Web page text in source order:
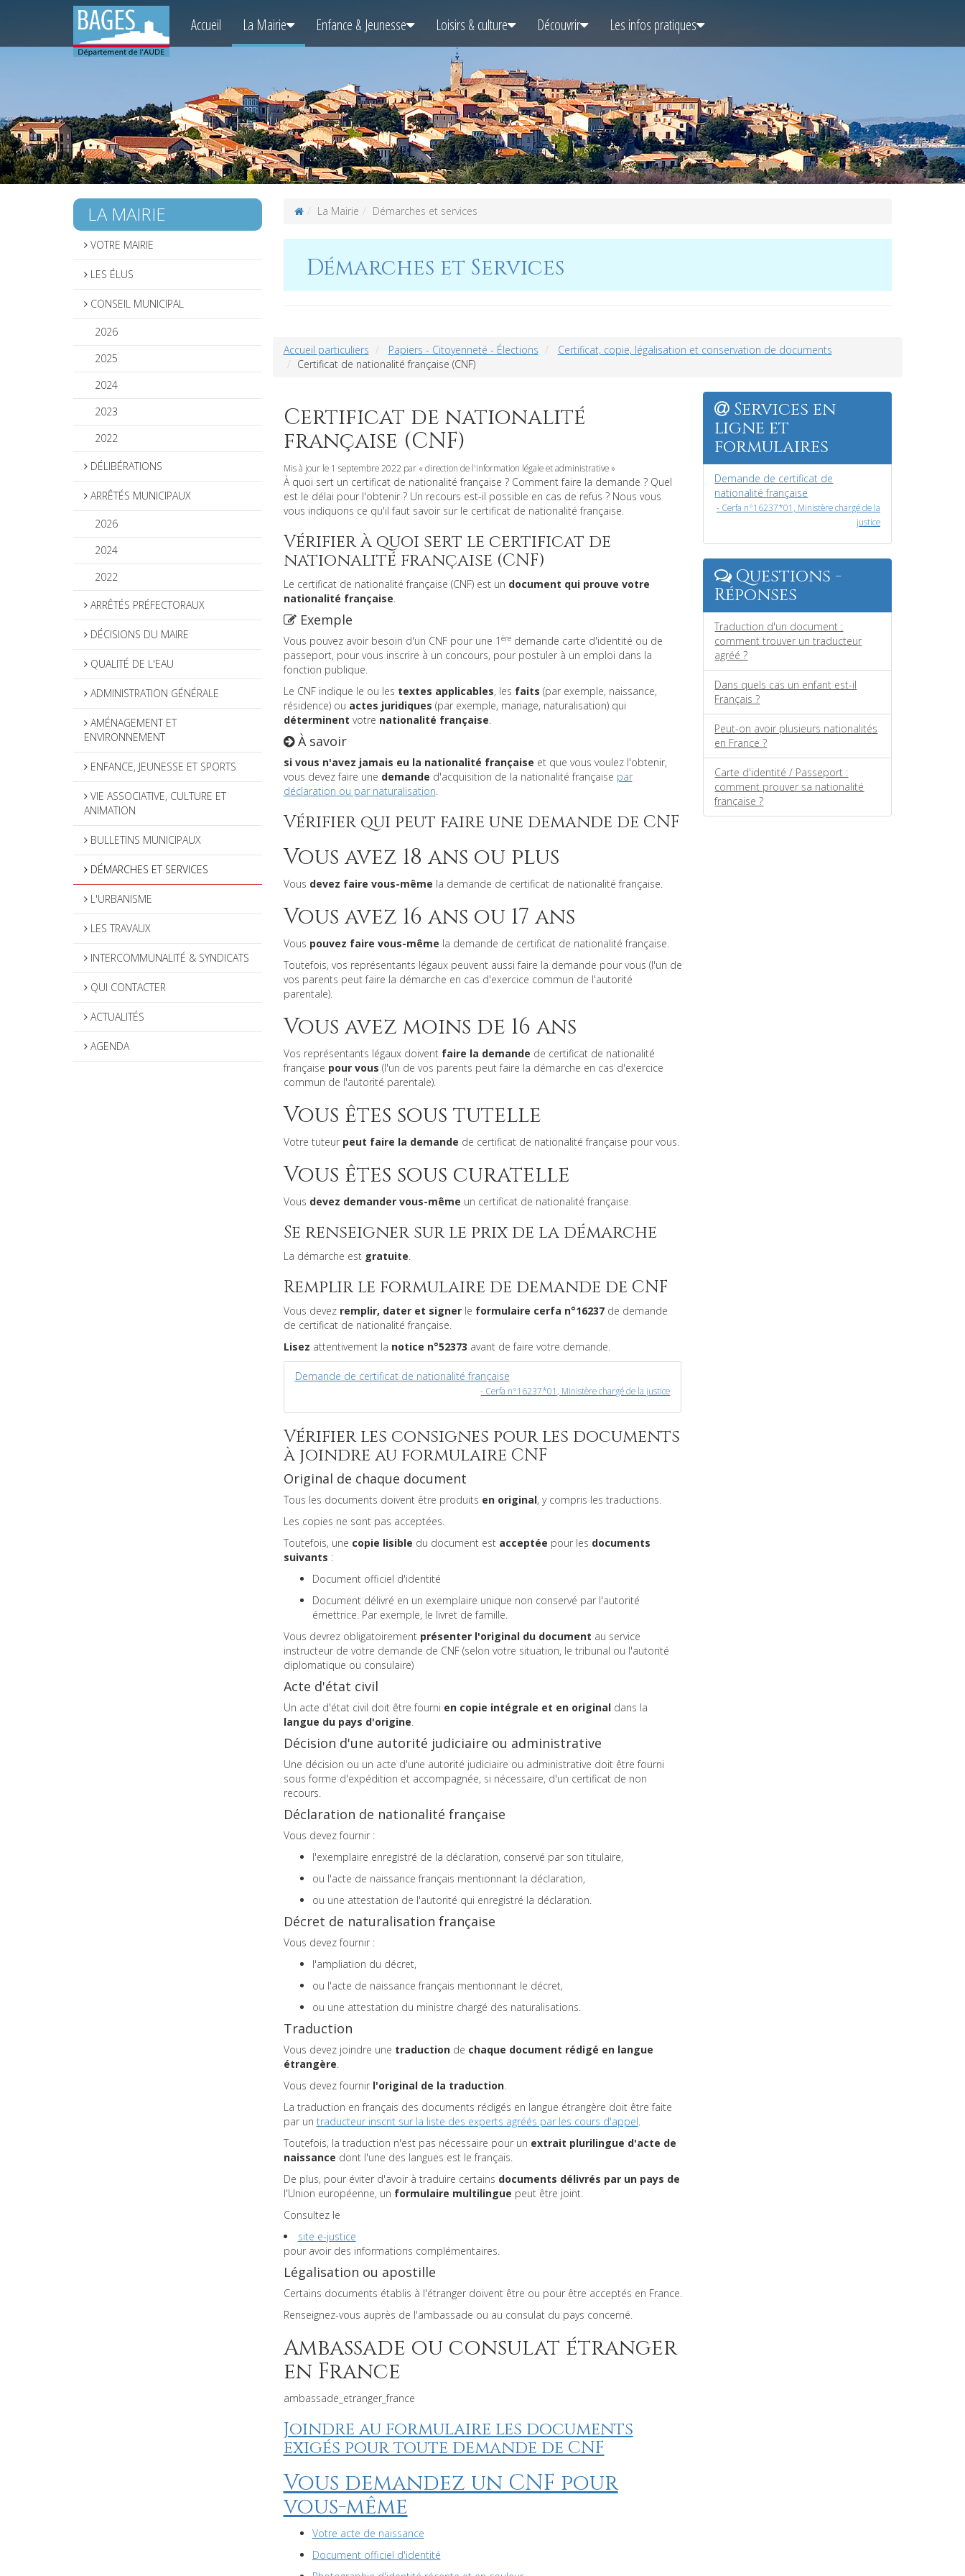
Accueil La Mairie Enfance & Jeunesse Loisirs & culture Découvrir Les infos pratiques
LA MAIRIE
VOTRE MAIRIE
LES ÉLUS
CONSEIL MUNICIPAL
2026
2025
2024
2023
2022
DÉLIBÉRATIONS
ARRÊTÉS MUNICIPAUX
2026
2024
2022
ARRÊTÉS PRÉFECTORAUX
DÉCISIONS DU MAIRE
QUALITÉ DE L'EAU
ADMINISTRATION GÉNÉRALE
AMÉNAGEMENT ET
ENVIRONNEMENT
ENFANCE, JEUNESSE ET SPORTS
VIE ASSOCIATIVE, CULTURE ET
ANIMATION
BULLETINS MUNICIPAUX
DÉMARCHES ET SERVICES
L'URBANISME
LES TRAVAUX
INTERCOMMUNALITÉ & SYNDICATS
QUI CONTACTER
ACTUALITÉS
AGENDA
La Mairie Démarches et services
Démarches et Services
Accueil particuliers Papiers - Citoyenneté - Élections
Certificat, copie, légalisation et conservation de documents
Certificat de nationalité française (CNF)
Certificat de nationalité
française (CNF)
Mis à jour le 1 septembre 2022 par « direction de l'information légale et administrative »
À quoi sert un certificat de nationalité française ? Comment faire la demande ? Quel
est le délai pour l'obtenir ? Un recours est-il possible en cas de refus ? Nous vous
vous indiquons ce qu'il faut savoir sur le certificat de nationalité française.
Vérifier à quoi sert le certificat de
nationalité française (CNF)
Le certificat de nationalité française (CNF) est un document qui prouve votre
nationalité française.
Exemple
Vous pouvez avoir besoin d'un CNF pour une 1 èredemande carte d'identité ou de
passeport, pour vous inscrire à un concours, pour postuler à un emploi dans la
fonction publique.
Le CNF indique le ou les textes applicables, les faits (par exemple, naissance,
résidence) ou actes juridiques (par exemple, mariage, naturalisation) qui
déterminent votre nationalité française.
À savoir
si vous n'avez jamais eu la nationalité française et que vous voulez l'obtenir,
vous devez faire une demande d'acquisition de la nationalité française par
déclaration ou par naturalisation.
Vérifier qui peut faire une demande de CNF
Vous avez 18 ans ou plus
Vous devez faire vous-même la demande de certificat de nationalité française.
Vous avez 16 ans ou 17 ans
Vous pouvez faire vous-même la demande de certificat de nationalité française.
Toutefois, vos représentants légaux peuvent aussi faire la demande pour vous (l'un de
vos parents peut faire la démarche en cas d'exercice commun de l'autorité
parentale).
Vous avez moins de 16 ans
Vos représentants légaux doivent faire la demande de certificat de nationalité
française pour vous (l'un de vos parents peut faire la démarche en cas d'exercice
commun de l'autorité parentale).
Vous êtes sous tutelle
Votre tuteur peut faire la demande de certificat de nationalité française pour vous.
Vous êtes sous curatelle
Vous devez demander vous-même un certificat de nationalité française.
Se renseigner sur le prix de la démarche
La démarche est gratuite.
Remplir le formulaire de demande de CNF
Vous devez remplir, dater et signerle formulaire cerfa n°16237de demande
de certificat de nationalité française.
Lisez attentivement la notice n°52373 avant de faire votre demande.
Demande de certificat de nationalité française
- Cerfa n°16237*01, Ministère chargé de la justice
Vérifier les consignes pour les documents
à joindre au formulaire CNF
Original de chaque document
Tous les documents doivent être produits en original, y compris les traductions.
Les copies ne sont pas acceptées.
Toutefois, une copie lisible du document est acceptée pour les documents
suivants :
Document officiel d'identité
Document délivré en un exemplaire unique non conservé par l'autorité
émettrice. Par exemple, le livret de famille.
Vous devrez obligatoirement présenter l'original du document au service
instructeur de votre demande de CNF (selon votre situation, le tribunal ou l'autorité
diplomatique ou consulaire)
Acte d'état civil
Un acte d'état civil doit être fourni en copie intégrale et en originaldans la
langue du pays d'origine.
Décision d'une autorité judiciaire ou administrative
Une décision ou un acte d'une autorité judiciaire ou administrative doit être fourni
sous forme d'expédition et accompagnée, si nécessaire, d'un certificat de non
recours.
Déclaration de nationalité française
Vous devez fournir :
l'exemplaire enregistré de la déclaration, conservé par son titulaire,
ou l'acte de naissance français mentionnant la déclaration,
ou une attestation de l'autorité qui enregistré la déclaration.
Décret de naturalisation française
Vous devez fournir :
l'ampliation du décret,
ou l'acte de naissance français mentionnant le décret,
ou une attestation du ministre chargé des naturalisations.
Traduction
Vous devez joindre une traductionde chaque document rédigé en langue
étrangère.
Vous devez fournir l'original de la traduction.
La traduction en français des documents rédigés en langue étrangère doit être faite
par un traducteur inscrit sur la liste des experts agréés par les cours d'appel.
Toutefois, la traduction n'est pas nécessaire pour un extrait plurilingue d'acte de
naissance dont l'une des langues est le français.
De plus, pour éviter d'avoir à traduire certains documents délivrés par un pays de
l'Union européenne, un formulaire multilingue peut être joint.
Consultez le
site e-justice
pour avoir des informations complémentaires.
Légalisation ou apostille
Certains documents établis à l'étranger doivent être ou pour être acceptés en France.
Renseignez-vous auprès de l'ambassade ou au consulat du pays concerné.
Ambassade ou consulat étranger
en France
ambassade_etranger_france
Joindre au formulaire les documents
exigés pour toute demande de CNF
Vous demandez un CNF pour
vous-même
Votre acte de naissance
Document officiel d'identité
Services en
ligne et
formulaires
Demande de certificat de
nationalité française
- Cerfa n°16237*01, Ministère chargé de la
justice
Questions -
Réponses
Traduction d'un document :
comment trouver un traducteur
agréé ?
Dans quels cas un enfant est-il
Français ?
Peut-on avoir plusieurs nationalités
en France ?
Carte d'identité / Passeport :
comment prouver sa nationalité
française ?